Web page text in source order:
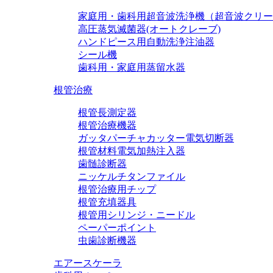
家庭用・歯科用超音波洗浄機（超音波クリ
高圧蒸気滅菌器(オートクレーブ)
ハンドピース用自動洗浄注油器
シール機
歯科用・家庭用蒸留水器
根管治療
根管長測定器
根管治療機器
ガッタパーチャカッター電気切断器
根管材料電気加熱注入器
歯髄診断器
ニッケルチタンファイル
根管治療用チップ
根管充填器具
根管用シリンジ・ニードル
ペーパーポイント
虫歯診断機器
エアースケーラ